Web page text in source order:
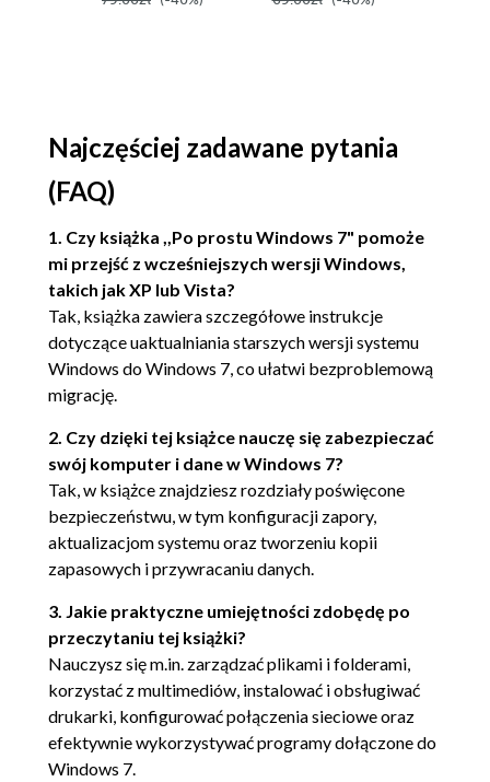
Szybkie przełączanie użytkowników (48)
Wylogowanie użytkownika (49)
Zmiana hasła dostępu dla komputera grupy
roboczej (51)
Tworzenie hasła użytkownika (53)
Zamykanie programów za pomocą Menedżera
Definiowanie nowego konta użytkownika (56)
Instalacja programów na kontach standardowych
(58)
Rozdział 4. Środowisko pracy w Windows 7 i jego
Interfejs Windows 7 (61)
Pasek zadań (62)
Szybki dostęp do plików (63)
Porządkowanie listy szybkiego dostępu (64)
Wydanie IV
Najczęściej zadawane pytania
(FAQ)
1. Czy książka ,,Po prostu Windows 7" pomoże
mi przejść z wcześniejszych wersji Windows,
takich jak XP lub Vista?
Tak, książka zawiera szczegółowe instrukcje
dotyczące uaktualniania starszych wersji systemu
Windows do Windows 7, co ułatwi bezproblemową
migrację.
2. Czy dzięki tej książce nauczę się zabezpieczać
swój komputer i dane w Windows 7?
Tak, w książce znajdziesz rozdziały poświęcone
bezpieczeństwu, w tym konfiguracji zapory,
aktualizacjom systemu oraz tworzeniu kopii
zapasowych i przywracaniu danych.
3. Jakie praktyczne umiejętności zdobędę po
przeczytaniu tej książki?
Nauczysz się m.in. zarządzać plikami i folderami,
korzystać z multimediów, instalować i obsługiwać
drukarki, konfigurować połączenia sieciowe oraz
efektywnie wykorzystywać programy dołączone do
Windows 7.